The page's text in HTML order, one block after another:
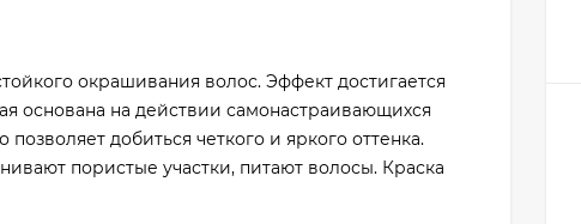
окрашивания волос. Эффект достигается
основана на действии самонастраивающихся
добиться четкого и яркого оттенка.
пористые участки, питают волосы. Краска